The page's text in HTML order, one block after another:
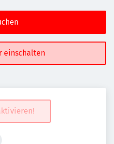
einschalten